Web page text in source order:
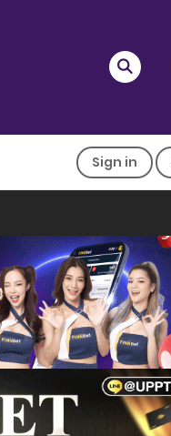
Sign in